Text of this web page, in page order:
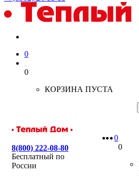
0
0
КОРЗИНА ПУСТА
8(800) 222-08-80
Бесплатный по
России
0
0